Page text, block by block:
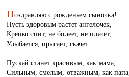
Поздравляю с рожденьем сыночка!
Пусть здоровым растет ангелочек,
Крепко спит, не болеет, не плачет,
Улыбается, прыгает, скачет.
Пускай станет красивым, как мама,
Сильным, смелым, отважным, как папа,